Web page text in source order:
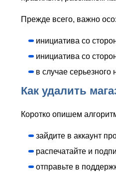
Прежде всего, важно
инициатива со
инициатива со
в случае
Как удалить
Коротко опишем
зайдите в аккаунт
распечатайте и
отправьте в